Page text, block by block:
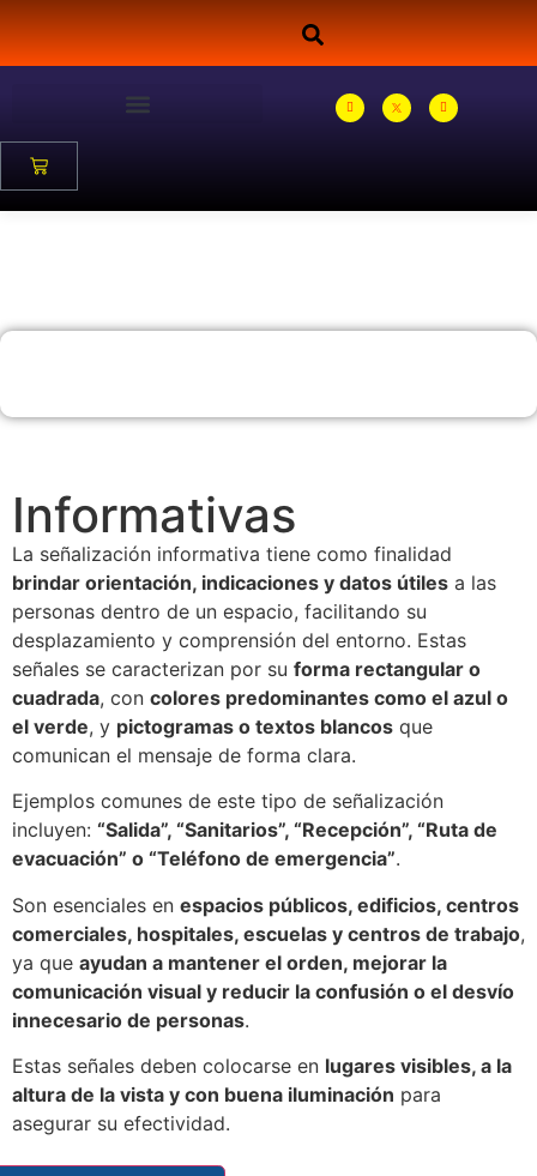
Informativas
La señalización informativa tiene como finalidad
brindar orientación, indicaciones y datos útiles a las
personas dentro de un espacio, facilitando su
desplazamiento y comprensión del entorno. Estas
señales se caracterizan por su forma rectangular o
cuadrada, con colores predominantes como el azul o
el verde, y pictogramas o textos blancos que
comunican el mensaje de forma clara.
Ejemplos comunes de este tipo de señalización
incluyen: “Salida”, “Sanitarios”, “Recepción”, “Ruta de
evacuación” o “Teléfono de emergencia”.
Son esenciales en espacios públicos, edificios, centros
comerciales, hospitales, escuelas y centros de trabajo,
ya que ayudan a mantener el orden, mejorar la
comunicación visual y reducir la confusión o el desvío
innecesario de personas.
Estas señales deben colocarse en lugares visibles, a la
altura de la vista y con buena iluminación para
asegurar su efectividad.